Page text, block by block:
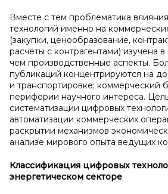
Вместе с тем проблематика
технологий именно на
(закупки, ценообразование,
расчёты с контрагентами) изучена
чем производственные аспекты.
публикаций концентрируются на
и транспортировке; коммерческий
периферии научного интереса. Цель
систематизации цифровых
автоматизации коммерческих
раскрытии механизмов
анализе мирового опыта ведущих
Классификация цифровых
энергетическом секторе